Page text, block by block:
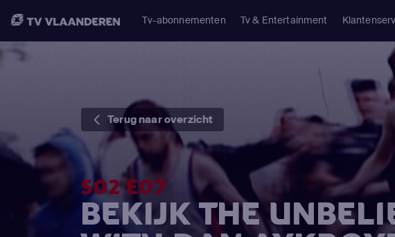
Tv-abonnementen Tv & Entertainment
Terug naar overzicht
S02 E07
BEKIJK THE